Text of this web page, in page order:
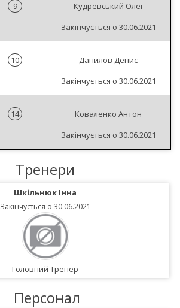
9
Кудревський Олег
Закінчується о 30.06.2021
10
Данилов Денис
Закінчується о 30.06.2021
14
Коваленко Антон
Закінчується о 30.06.2021
Тренери
Шкільнюк Інна
Закінчується о 30.06.2021
Головний Тренер
Персонал